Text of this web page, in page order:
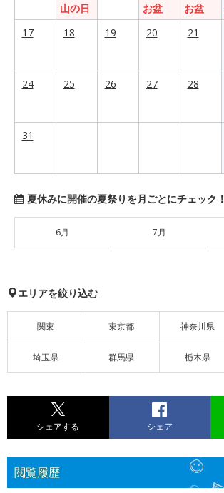
山の日
お盆
お盆
17
18 19 20 21
24 25 26 27 28
31
夏休みに開催の夏祭りを月ごとにチェック！
6月 7月
エリアを絞り込む
関東 東京都 神奈川県
埼玉県 群馬県 栃木県
シェアする シェア
閲覧履歴